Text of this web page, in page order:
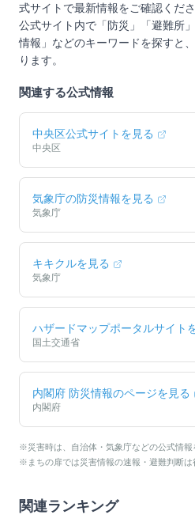
式サイトで最新情報をご確認くださ
公式サイト内で「防災」「避難所
情報」などのキーワードを探すと
ります。
関連する公式情報
中央区公式サイトを見る
中央区
気象庁の防災情報を見る
気象庁
キキクルを見る
気象庁
ハザードマップポータルサイト
国土交通省
内閣府 防災情報のページを見る
内閣府
※災害時は、自治体・気象庁などの公式情報
※まちの扉では災害情報の速報・避難判断は
関連ランキング